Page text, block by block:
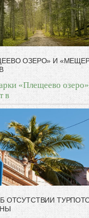
ОЗЕРО» И
«Плещеево
в
ОТСУТСТВИИ